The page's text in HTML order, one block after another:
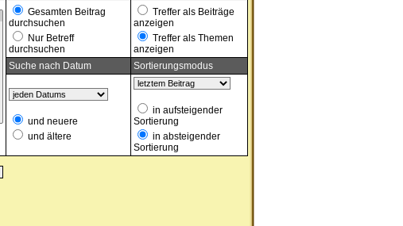
Gesamten Beitrag
durchsuchen
Nur Betreff
durchsuchen
Treffer als Beiträge
anzeigen
Treffer als Themen
anzeigen
Suche nach Datum
Sortierungsmodus
und neuere
und ältere
in aufsteigender
Sortierung
in absteigender
Sortierung